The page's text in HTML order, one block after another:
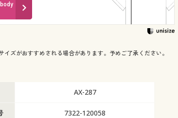
ズがおすすめされる場合があります。予めご了承ください。
AX-287
7322-120058